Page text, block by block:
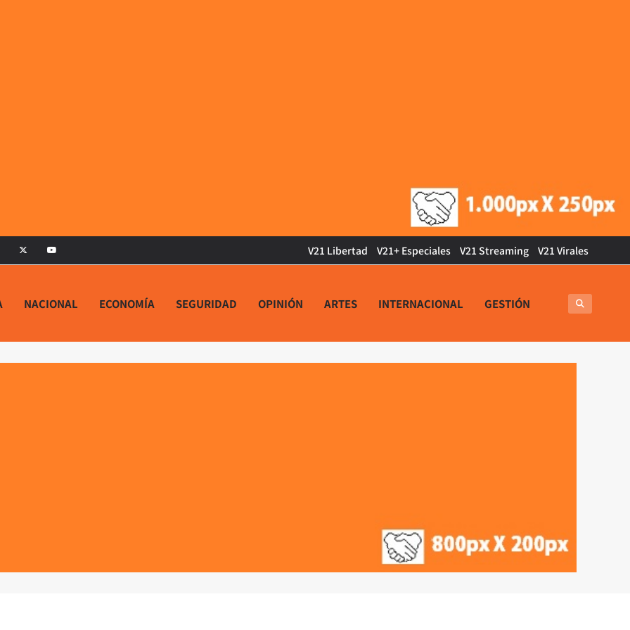
V21 Libertad V21+ Especiales V21 Streaming V21 Virales
NACIONAL ECONOMÍA SEGURIDAD OPINIÓN ARTES INTERNACIONAL GESTIÓN